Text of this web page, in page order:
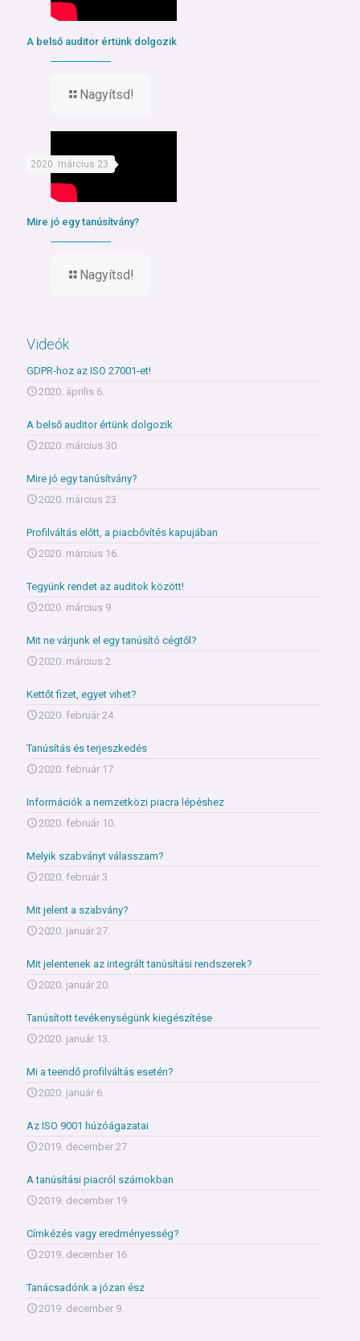
A belső auditor értünk dolgozik
Nagyítsd!
2020. március 23.
Mire jó egy tanúsítvány?
Nagyítsd!
Videók
GDPR-hoz az ISO 27001-et!
2020. április 6.
A belső auditor értünk dolgozik
2020. március 30.
Mire jó egy tanúsítvány?
2020. március 23.
Profilváltás előtt, a piacbővítés kapujában
2020. március 16.
Tegyünk rendet az auditok között!
2020. március 9.
Mit ne várjunk el egy tanúsító cégtől?
2020. március 2.
Kettőt fizet, egyet vihet?
2020. február 24.
Tanúsítás és terjeszkedés
2020. február 17.
Információk a nemzetközi piacra lépéshez
2020. február 10.
Melyik szabványt válasszam?
2020. február 3.
Mit jelent a szabvány?
2020. január 27.
Mit jelentenek az integrált tanúsítási rendszerek?
2020. január 20.
Tanúsított tevékenységünk kiegészítése
2020. január 13.
Mi a teendő profilváltás esetén?
2020. január 6.
Az ISO 9001 húzóágazatai
2019. december 27.
A tanúsítási piacról számokban
2019. december 19.
Címkézés vagy eredményesség?
2019. december 16.
Tanácsadónk a józan ész
2019. december 9.